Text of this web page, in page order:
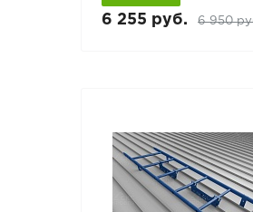
6 255 руб. 6 950